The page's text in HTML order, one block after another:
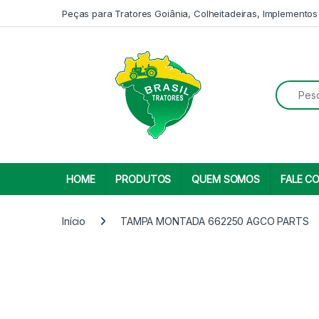
Peças para Tratores Goiânia, Colheitadeiras,
Search
HOME PRODUTOS QUEM SOMOS FALE
Início TAMPA MONTADA 662250 AGCO PARTS